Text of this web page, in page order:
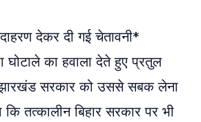
देकर दी गई चेतावनी*
घोटाले का हवाला देते हुए प्रतुल
सरकार को उससे सबक लेना
कि तत्कालीन बिहार सरकार पर भी